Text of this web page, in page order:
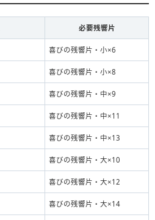
必要残響片
喜びの残響片・小×6
喜びの残響片・小×8
喜びの残響片・中×9
喜びの残響片・中×11
喜びの残響片・中×13
喜びの残響片・大×10
喜びの残響片・大×12
喜びの残響片・大×14